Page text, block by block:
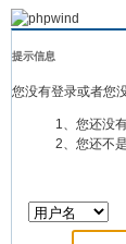
提示信息
您没有登录或者您
1、您还没
2、您还不